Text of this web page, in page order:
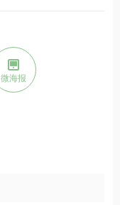
微海报